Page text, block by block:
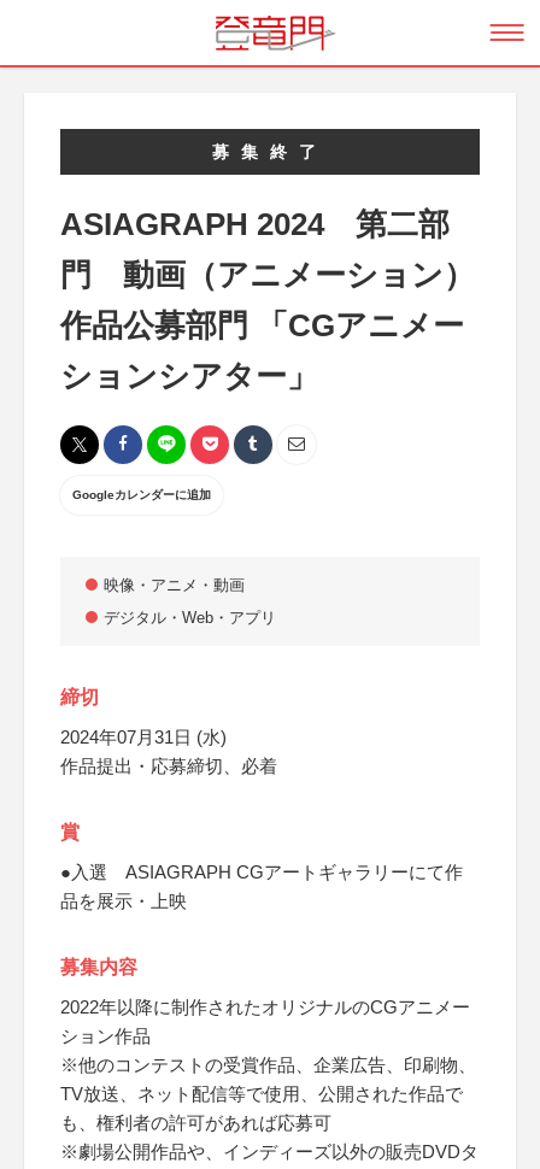
募集終了
ASIAGRAPH 2024 第二部
門 動画（アニメーション）
作品公募部門 「CGアニメー
ションシアター」
Googleカレンダーに追加
映像・アニメ・動画
デジタル・Web・アプリ
締切
2024年07月31日 (水)
作品提出・応募締切、必着
賞
●入選 ASIAGRAPH CGアートギャラリーにて作
品を展示・上映
募集内容
2022年以降に制作されたオリジナルのCGアニメー
ション作品
※他のコンテストの受賞作品、企業広告、印刷物、
TV放送、ネット配信等で使用、公開された作品で
も、権利者の許可があれば応募可
※劇場公開作品や、インディーズ以外の販売DVDタ